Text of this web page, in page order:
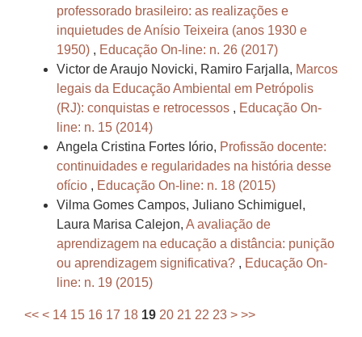
professorado brasileiro: as realizações e
inquietudes de Anísio Teixeira (anos 1930 e
1950) , Educação On-line: n. 26 (2017)
Victor de Araujo Novicki, Ramiro Farjalla, Marcos
legais da Educação Ambiental em Petrópolis
(RJ): conquistas e retrocessos , Educação On-
line: n. 15 (2014)
Angela Cristina Fortes Iório, Profissão docente:
continuidades e regularidades na história desse
ofício , Educação On-line: n. 18 (2015)
Vilma Gomes Campos, Juliano Schimiguel,
Laura Marisa Calejon, A avaliação de
aprendizagem na educação a distância: punição
ou aprendizagem significativa? , Educação On-
line: n. 19 (2015)
<< < 14 15 16 17 18 19 20 21 22 23 > >>